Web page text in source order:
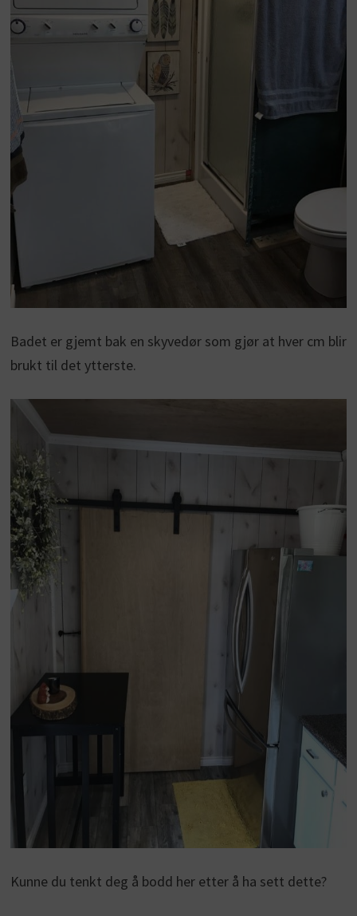
Badet er gjemt bak en skyvedør som gjør at hver cm blir
brukt til det ytterste.
Kunne du tenkt deg å bodd her etter å ha sett dette?